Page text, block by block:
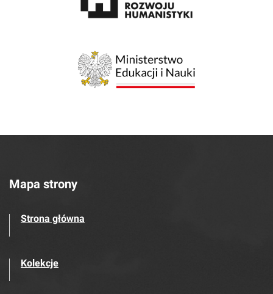
Mapa strony
Strona główna
Kolekcje